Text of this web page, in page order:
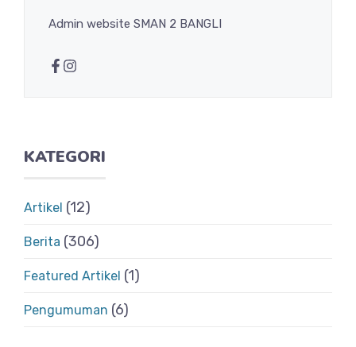
Admin website SMAN 2 BANGLI
KATEGORI
Artikel (12)
Berita (306)
Featured Artikel (1)
Pengumuman (6)